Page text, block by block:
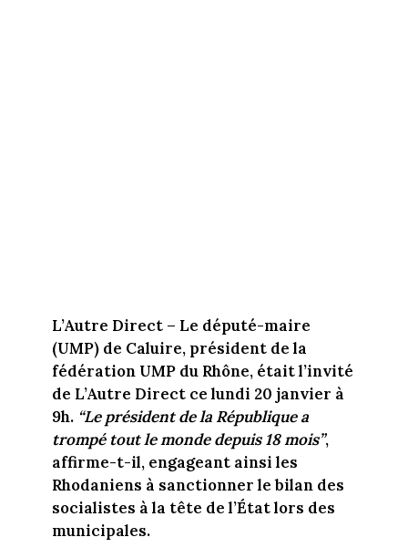
L’Autre Direct– Le député-maire
(UMP) de Caluire, président de la
fédération UMP du Rhône, était l’invité
de L’Autre Direct ce lundi 20 janvier à
9h. “Le président de la République a
trompé tout le monde depuis 18 mois”,
affirme-t-il, engageant ainsi les
Rhodaniens à sanctionner le bilan des
socialistes à la tête de l’État lors des
municipales.